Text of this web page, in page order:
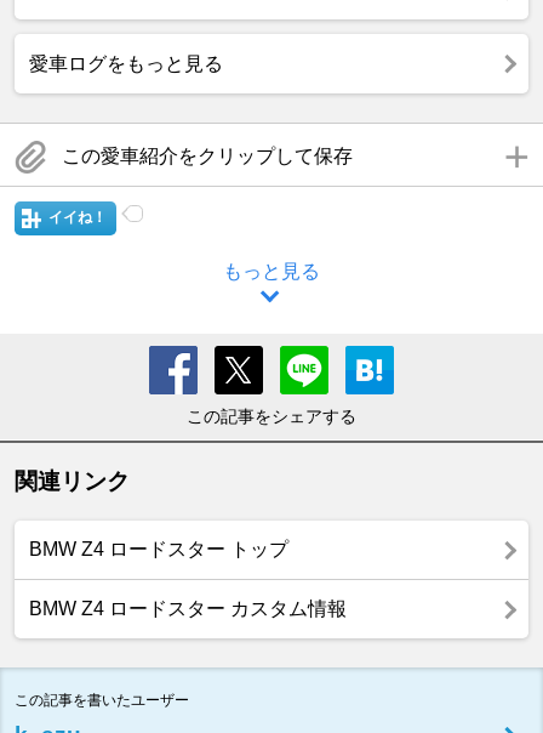
愛車ログをもっと見る
この愛車紹介をクリップして保存
イイね！
もっと見る
この記事をシェアする
関連リンク
BMW Z4 ロードスター トップ
BMW Z4 ロードスター カスタム情報
この記事を書いたユーザー